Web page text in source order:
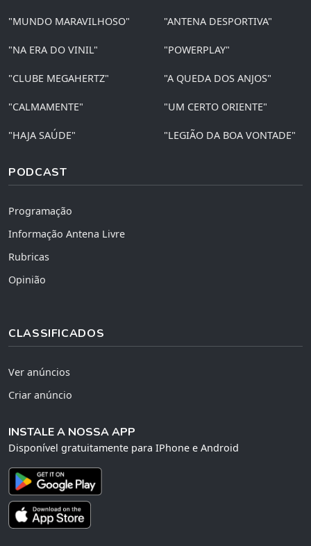
"MUNDO MARAVILHOSO" "ANTENA DESPORTIVA"
"NA ERA DO VINIL" "POWERPLAY"
"CLUBE MEGAHERTZ" "A QUEDA DOS ANJOS"
"CALMAMENTE" "UM CERTO ORIENTE"
"HAJA SAÚDE" "LEGIÃO DA BOA VONTADE"
PODCAST
Programação
Informação Antena Livre
Rubricas
Opinião
CLASSIFICADOS
Ver anúncios
Criar anúncio
INSTALE A NOSSA APP
Disponível gratuitamente para IPhone e Android